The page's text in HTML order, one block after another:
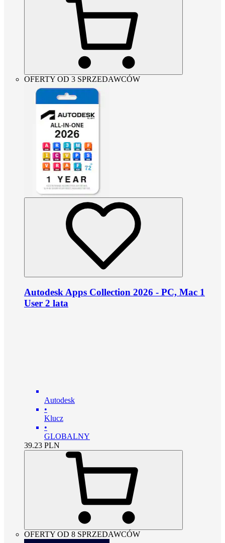
OFERTY OD 3 SPRZEDAWCÓW
Autodesk Apps Collection 2026 - PC, Mac 1
User 2 lata
Autodesk
•
Klucz
•
GLOBALNY
39.23 PLN
OFERTY OD 8 SPRZEDAWCÓW